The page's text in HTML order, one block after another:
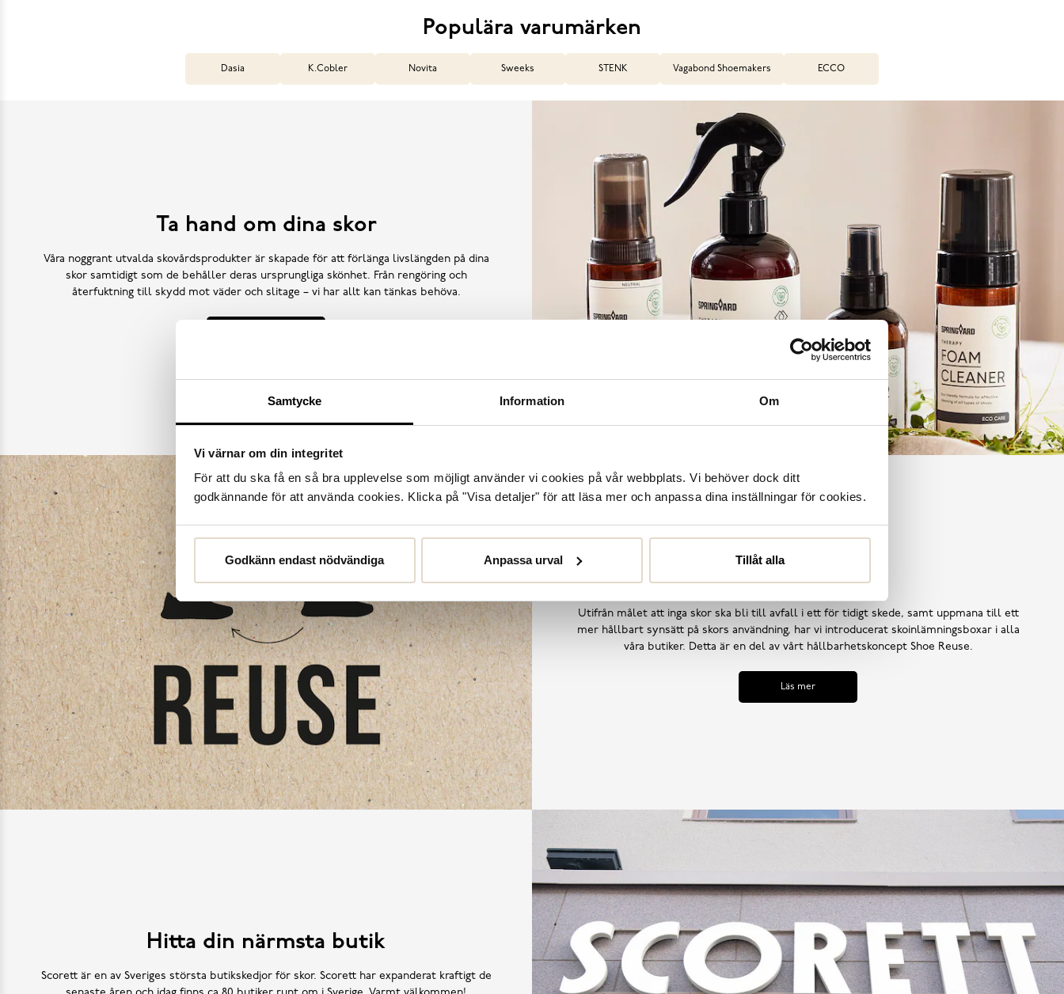
Samtycke Information Om
Vi värnar om din integritet
För att du ska få en så bra upplevelse som möjligt använder vi cookies på vår webbplats. Vi behöver dock ditt
godkännande för att använda cookies. Klicka på "Visa detaljer" för att läsa mer och anpassa dina inställningar för cookies.
Godkänn endast nödvändiga Anpassa urval Tillåt alla
Populära varumärken
Dasia K.Cobler Novita Sweeks STENK Vagabond Shoemakers ECCO
Ta hand om dina skor
Våra noggrant utvalda skovårdsprodukter är skapade för att förlänga livslängden på dina
skor samtidigt som de behåller deras ursprungliga skönhet. Från rengöring och
återfuktning till skydd mot väder och slitage – vi har allt kan tänkas behöva.
Shoe Reuse
Utifrån målet att inga skor ska bli till avfall i ett för tidigt skede, samt uppmana till ett
mer hållbart synsätt på skors användning, har vi introducerat skoinlämningsboxar i alla
våra butiker. Detta är en del av vårt hållbarhetskoncept Shoe Reuse.
Läs mer
Hitta din närmsta butik
Scorett är en av Sveriges största butikskedjor för skor. Scorett har expanderat kraftigt de